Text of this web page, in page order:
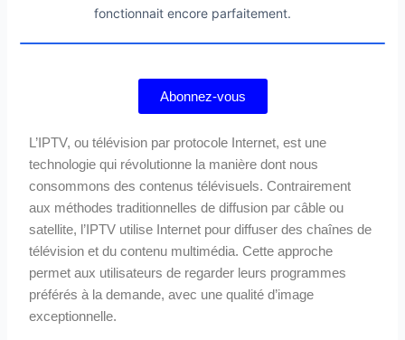
fonctionnait encore parfaitement.
Abonnez-vous
L’IPTV, ou télévision par protocole Internet, est une
technologie qui révolutionne la manière dont nous
consommons des contenus télévisuels. Contrairement
aux méthodes traditionnelles de diffusion par câble ou
satellite, l’IPTV utilise Internet pour diffuser des chaînes de
télévision et du contenu multimédia. Cette approche
permet aux utilisateurs de regarder leurs programmes
préférés à la demande, avec une qualité d’image
exceptionnelle.